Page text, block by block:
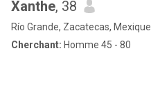
Xanthe, 38
Río Grande, Zacatecas, Mexique
Cherchant: Homme 45 - 80